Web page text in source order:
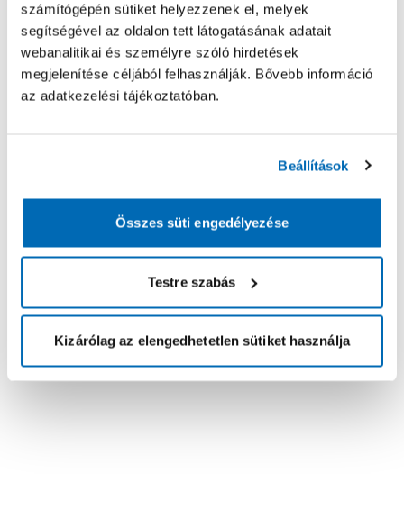
számítógépén sütiket helyezzenek el, melyek
segítségével az oldalon tett látogatásának adatait
webanalitikai és személyre szóló hirdetések
megjelenítése céljából felhasználják. Bővebb információ
az adatkezelési tájékoztatóban.
Beállítások
Összes süti engedélyezése
Testre szabás
Kizárólag az elengedhetetlen sütiket használja